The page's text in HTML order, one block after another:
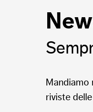
riviste